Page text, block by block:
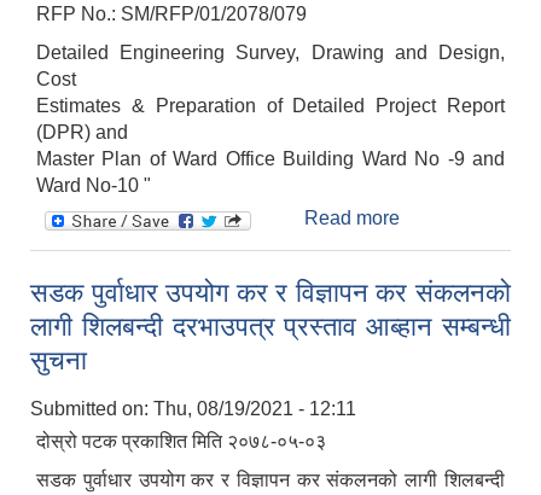
RFP No.: SM/RFP/01/2078/079
Detailed Engineering Survey, Drawing and Design,
Cost
Estimates & Preparation of Detailed Project Report
(DPR) and
Master Plan of Ward Office Building Ward No -9 and
Ward No-10 "
Read more
सडक पुर्वाधार उपयोग कर र विज्ञापन कर संकलनको
लागी शिलबन्दी दरभाउपत्र प्रस्ताव आब्हान सम्बन्धी
सुचना
Submitted on: Thu, 08/19/2021 - 12:11
दोस्रो पटक प्रकाशित मिति २०७८-०५-०३
सडक पुर्वाधार उपयोग कर र विज्ञापन कर संकलनको लागी शिलबन्दी